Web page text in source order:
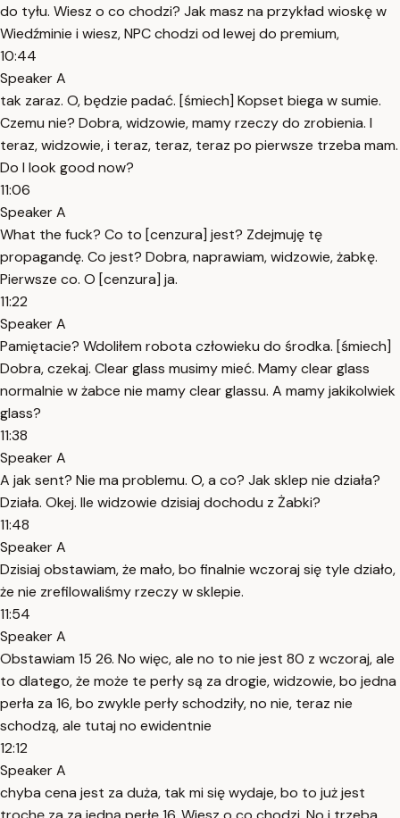
do tyłu. Wiesz o co chodzi? Jak masz na przykład wioskę w
Wiedźminie i wiesz, NPC chodzi od lewej do premium,
10:44
Speaker A
tak zaraz. O, będzie padać. [śmiech] Kopset biega w sumie.
Czemu nie? Dobra, widzowie, mamy rzeczy do zrobienia. I
teraz, widzowie, i teraz, teraz, teraz po pierwsze trzeba mam.
Do I look good now?
11:06
Speaker A
What the fuck? Co to [cenzura] jest? Zdejmuję tę
propagandę. Co jest? Dobra, naprawiam, widzowie, żabkę.
Pierwsze co. O [cenzura] ja.
11:22
Speaker A
Pamiętacie? Wdoliłem robota człowieku do środka. [śmiech]
Dobra, czekaj. Clear glass musimy mieć. Mamy clear glass
normalnie w żabce nie mamy clear glassu. A mamy jakikolwiek
glass?
11:38
Speaker A
A jak sent? Nie ma problemu. O, a co? Jak sklep nie działa?
Działa. Okej. Ile widzowie dzisiaj dochodu z Żabki?
11:48
Speaker A
Dzisiaj obstawiam, że mało, bo finalnie wczoraj się tyle działo,
że nie zrefilowaliśmy rzeczy w sklepie.
11:54
Speaker A
Obstawiam 15 26. No więc, ale no to nie jest 80 z wczoraj, ale
to dlatego, że może te perły są za drogie, widzowie, bo jedna
perła za 16, bo zwykle perły schodziły, no nie, teraz nie
schodzą, ale tutaj no ewidentnie
12:12
Speaker A
chyba cena jest za duża, tak mi się wydaje, bo to już jest